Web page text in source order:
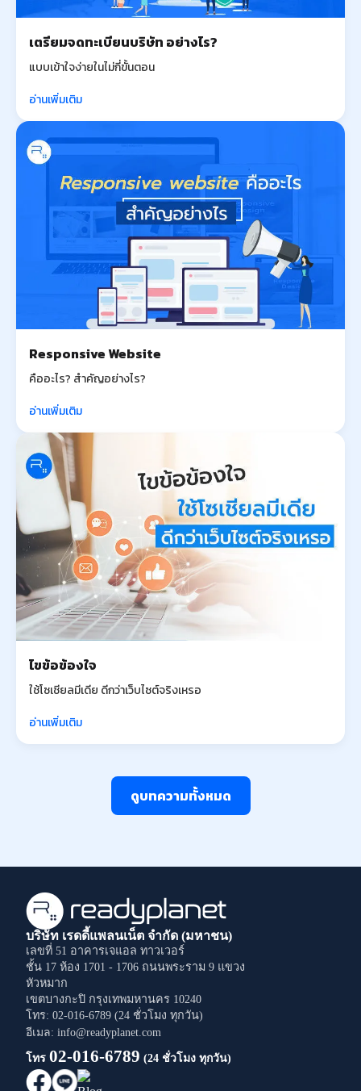
เตรียมจดทะเบียนบริษัท อย่างไร?
แบบเข้าใจง่ายในไม่กี่ขั้นตอน
อ่านเพิ่มเติม
Responsive Website
คืออะไร? สำคัญอย่างไร?
อ่านเพิ่มเติม
ไขข้อข้องใจ
ใช้โซเชียลมีเดีย ดีกว่าเว็บไซต์จริงเหรอ
อ่านเพิ่มเติม
ดูบทความทั้งหมด
บริษัท เรดดี้แพลนเน็ต จำกัด (มหาชน)
เลขที่ 51 อาคารเจแอล ทาวเวอร์
ชั้น 17 ห้อง 1701 - 1706 ถนนพระราม 9 แขวง
หัวหมาก
เขตบางกะปิ กรุงเทพมหานคร 10240
โทร: 02-016-6789 (24 ชั่วโมง ทุกวัน)
อีเมล: info@readyplanet.com
โทร 02-016-6789 (24 ชั่วโมง ทุกวัน)